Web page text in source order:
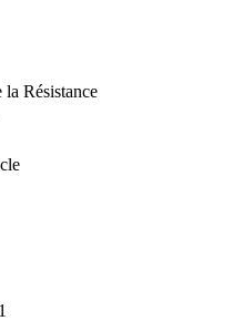
Résistance